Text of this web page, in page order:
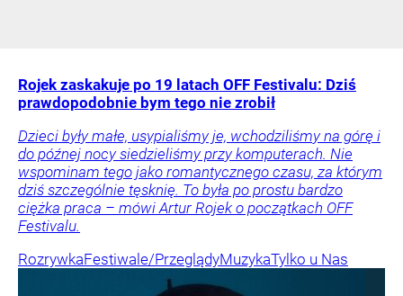
Rojek zaskakuje po 19 latach OFF Festivalu: Dziś
prawdopodobnie bym tego nie zrobił
Dzieci były małe, usypialiśmy je, wchodziliśmy na górę i
do późnej nocy siedzieliśmy przy komputerach. Nie
wspominam tego jako romantycznego czasu, za którym
dziś szczególnie tęsknię. To była po prostu bardzo
ciężka praca – mówi Artur Rojek o początkach OFF
Festivalu.
RozrywkaFestiwale/PrzeglądyMuzykaTylko u Nas